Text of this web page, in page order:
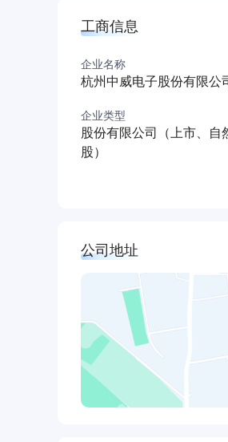
联系我们：
校招咨询：0571-89976574
校招邮箱：
工商信息
企业名称
杭州中威电子股份有限公
企业类型
股份有限公司（上市、自
股）
公司地址